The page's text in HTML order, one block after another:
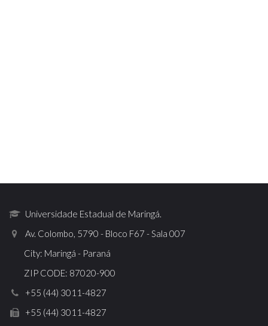
Universidade Estadual de Maringá.
Av. Colombo, 5790 - Bloco F67 - Sala 007
City: Maringá - Paraná
ZIP CODE: 87020-900
+55 (44) 3011-4827
+55 (44) 3011-4827